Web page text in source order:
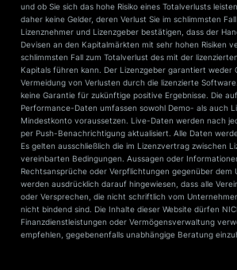
und ob Sie sich das hohe Risiko eines Totalverlusts
daher keine Gelder, deren Verlust Sie im schlimmsten
Lizenznehmer und Lizenzgeber bestätigen, dass der
Devisen an den Kapitalmärkten mit sehr hohen Risiken
schlimmsten Fall zum Totalverlust des mit der
Kapitals führen kann. Der Lizenzgeber garantiert weder
Vermeidung von Verlusten durch die lizenzierte
keine Garantie für zukünftige positive Ergebnisse. Die
Performance-Daten umfassen sowohl Demo- als auch
Mindestkonto voraussetzen. Live-Daten werden nach
per Push-Benachrichtigung aktualisiert. Alle Daten
Es gelten ausschließlich die im Lizenzvertrag zwischen
vereinbarten Bedingungen. Aussagen oder
Rechtsansprüche oder Verpflichtungen gegenüber dem
werden ausdrücklich darauf hingewiesen, dass alle
oder Versprechen, die nicht schriftlich vom
nicht bindend sind. Die Inhalte dieser Website dürfen
Finanzdienstleistungen oder Vermögensverwaltung
empfehlen, gegebenenfalls unabhängige Beratung